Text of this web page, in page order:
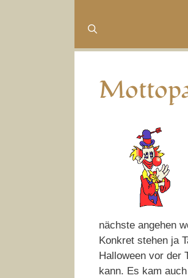
nächste angehen
Konkret stehen ja
Halloween vor der
kann. Es kam